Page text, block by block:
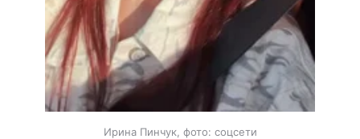
Ирина Пинчук, фото: соцсети